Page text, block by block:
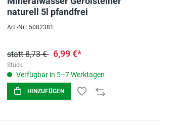
naturell 5l pfandfrei
Art.-Nr.: 5082381
statt 8,73 € 6,99 €*
Stück
Verfügbar in 5–7 Werktagen
HINZUFÜGEN